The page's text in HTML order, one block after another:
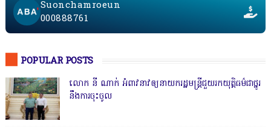
Suonchamroeun
000888761
POPULAR POSTS
លោក នី ណាក់ អំពាវនាវឲ្យនាយករដ្ឋមន្ត្រីជួយរកយុត្តិធម៌ជាថ្នូរ
នឹងការចុះចូល